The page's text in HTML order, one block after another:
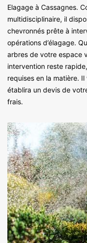
Elagage à Cassagnes.
multidisciplinaire, il
chevronnés prête à
opérations d’élagage.
arbres de votre espace
intervention reste
requises en la matière.
établira un devis de
frais.